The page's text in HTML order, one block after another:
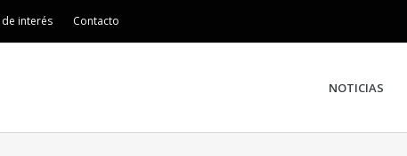
de interés Contacto
NOTICIAS